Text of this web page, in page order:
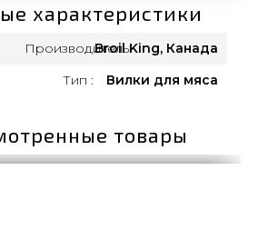
характеристики
Производитель:Broil King, Канада
Тип :
Вилки для мяса
товары